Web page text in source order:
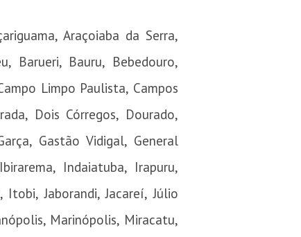
Araçoiaba da Serra,
Barueri, Bauru, Bebedouro,
Limpo Paulista, Campos
Dois Córregos, Dourado,
Gastão Vidigal, General
Indaiatuba, Irapuru,
Jaborandi, Jacareí, Júlio
Marinópolis, Miracatu,